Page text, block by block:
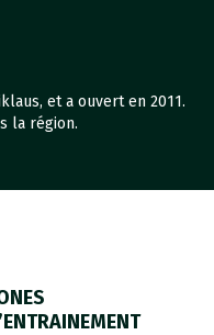
et a ouvert en 2011.
la région.